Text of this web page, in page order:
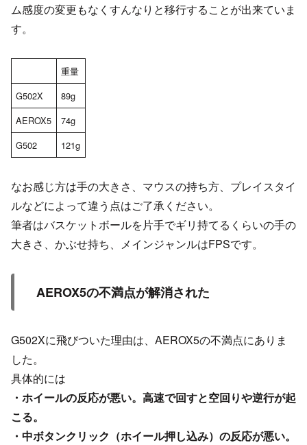
ム感度の変更もなくすんなりと移行することが出来ていま
す。
重量
G502X
89g
AEROX5
74g
G502
121g
なお感じ方は手の大きさ、マウスの持ち方、プレイスタイ
ルなどによって違う点はご了承ください。
筆者はバスケットボールを片手でギリ持てるくらいの手の
大きさ、かぶせ持ち、メインジャンルはFPSです。
AEROX5の不満点が解消された
G502Xに飛びついた理由は、AEROX5の不満点にありま
した。
具体的には
・ホイールの反応が悪い。高速で回すと空回りや逆行が起
こる。
・中ボタンクリック（ホイール押し込み）の反応が悪い。